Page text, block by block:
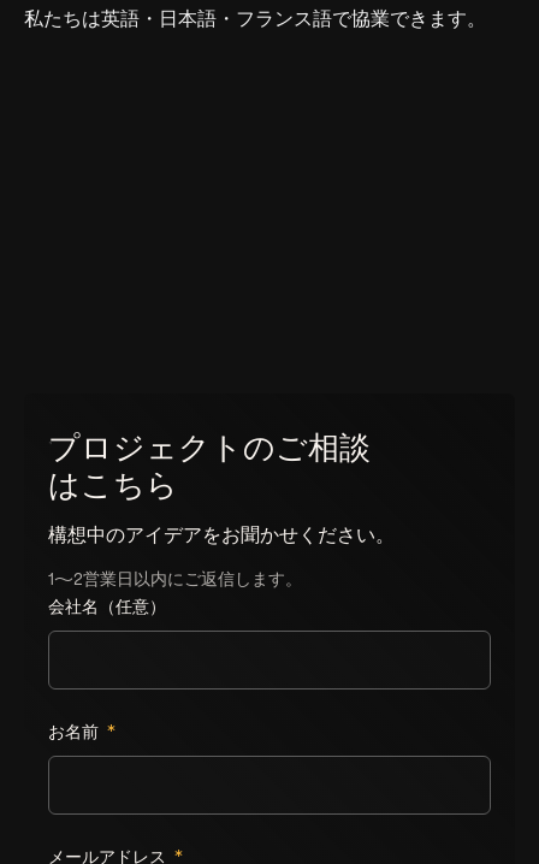
私たちは英語・日本語・フランス語で協業できます。
プロジェクトのご相談
はこちら
構想中のアイデアをお聞かせください。
1〜2営業日以内にご返信します。
Leave this field empty
会社名（任意）
お名前 *
メールアドレス *